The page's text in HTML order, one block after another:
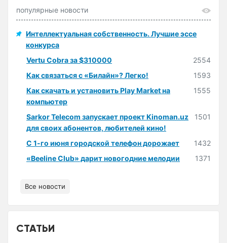
популярные новости
Интеллектуальная собственность. Лучшие эссе
конкурса
Vertu Cobra за $310000
2554
Как связаться с «Билайн»? Легко!
1593
Как скачать и установить Play Market на
компьютер
1555
Sarkor Telecom запускает проект Kinoman.uz
для своих абонентов, любителей кино!
1501
С 1-го июня городской телефон дорожает
1432
«Beeline Club» дарит новогодние мелодии
1371
Все новости
СТАТЬИ